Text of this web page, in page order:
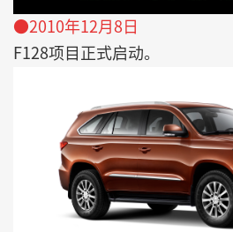
●2010年12月8日
F128项目正式启动。